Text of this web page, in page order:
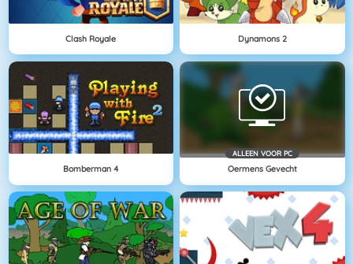
Clash Royale Dynamons 2
Bomberman 4
ALLEEN VOOR PC
Oermens Gevecht